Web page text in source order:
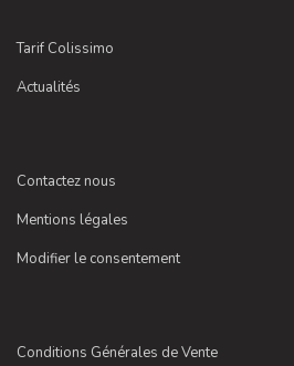
Tarif Colissimo
Actualités
Contactez nous
Mentions légales
Modifier le consentement
Conditions Générales de Vente